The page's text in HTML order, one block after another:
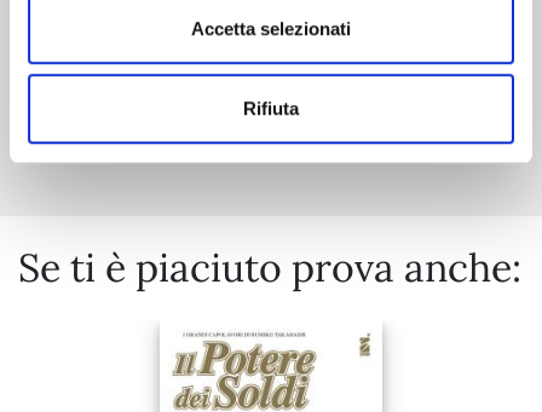
Accetta selezionati
Rifiuta
Mostra tutto
Se ti è piaciuto prova anche: